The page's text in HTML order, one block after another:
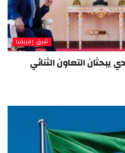
شرق إفريقيا
يبحثان التعاون الثنائي